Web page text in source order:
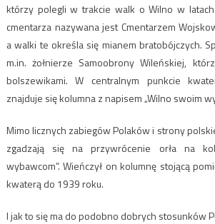
którzy polegli w trakcie walk o Wilno w
cmentarza nazywana jest Cmentarzem
a walki te określa się mianem bratobójczych.
m.in. żołnierze Samoobrony Wileńskiej,
bolszewikami. W centralnym punkcie
znajduje się kolumna z napisem „Wilno swoim
Mimo licznych zabiegów Polaków i strony
zgadzają się na przywrócenie orła na
wybawcom”. Wieńczył on kolumnę stojącą
kwaterą do 1939 roku.
I jak to się ma do podobno dobrych stosunków